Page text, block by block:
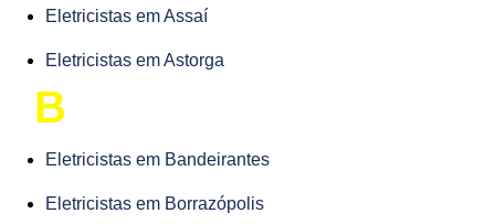
Eletricistas em Assaí
Eletricistas em Astorga
B
Eletricistas em Bandeirantes
Eletricistas em Borrazópolis